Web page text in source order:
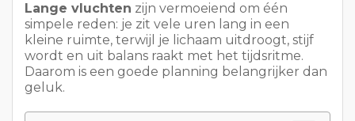
Lange vluchten zijn vermoeiend om één
simpele reden: je zit vele uren lang in een
kleine ruimte, terwijl je lichaam uitdroogt, stijf
wordt en uit balans raakt met het tijdsritme.
Daarom is een goede planning belangrijker dan
geluk.